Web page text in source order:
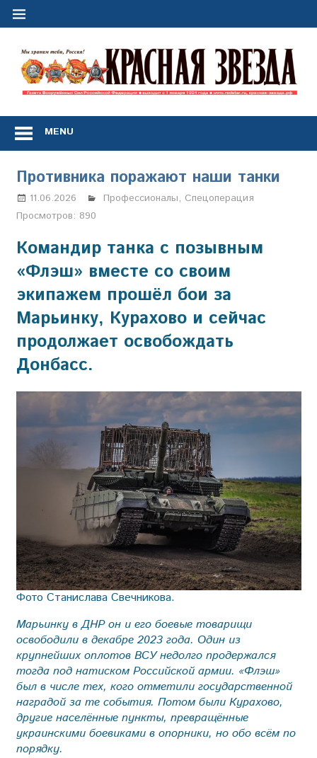
Перейти
Сил
Российской
Федерации
*
выходит
с
января
1924
года
MENU
Противника поражают наши танки
11.06.2026 Марина Щербакова
Профессионалы, Спецоперация
Просмотров: 890
Командир танка с позывным
«Флэш» вместе со своим
экипажем прошёл бои за
Марьинку, Курахово и сейчас
продолжает освобождать
Донбасс.
Фото Станислава Свечникова.
Марьинку в ДНР он и его боевые товарищи
освободили в декабре 2023 года. Один из
крупнейших оплотов ВСУ недолго продержался
тогда под натиском Российской армии. «Флэш»
был в числе тех, кого отметили государственной
наградой за те события. Потом были Курахово,
другие населённые пункты, превращённые
украинскими боевиками в опорники, но обо всём по
порядку.